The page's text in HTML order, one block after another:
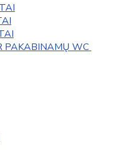
PAKABINAMŲ WC